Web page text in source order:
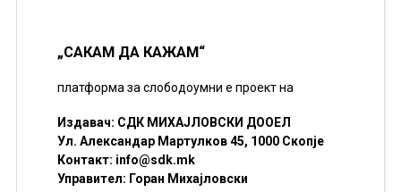
„САКАМ ДА КАЖАМ“
платформа за слободоумни е проект на
Издавач: СДК МИХАЈЛОВСКИ ДООЕЛ
Ул. Александар Мартулков 45, 1000 Скопје
Контакт: info@sdk.mk
Управител: Горан Михајловски